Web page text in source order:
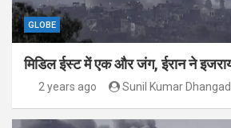
GLOBE
मिडिल ईस्ट में एक और जंग, ईरान ने
2 years ago Sunil Kumar